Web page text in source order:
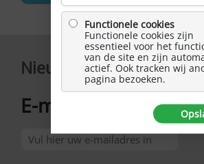
Nieuwsbrief
E-mailadres
Functionele cookies
Functionele cookies zijn
essentieel voor het
van de site en zijn
actief. Ook tracken wij
pagina bezoeken.